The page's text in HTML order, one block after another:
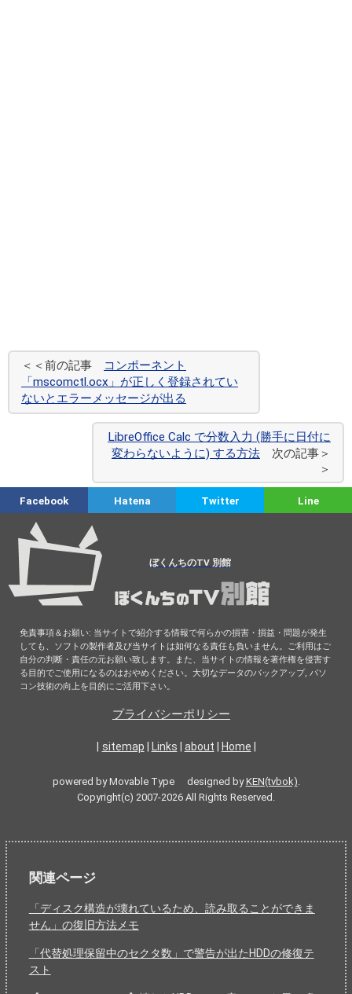
＜＜前の記事
コンポーネント
「mscomctl.ocx」が正しく登録されてい
ないとエラーメッセージが出る
LibreOffice Calc で分数入力 (勝手に日付に
変わらないように) する方法 次の記事＞
＞
Facebook Hatena Twitter Line
ぼくんちのTV 別館
免責事項＆お願い: 当サイトで紹介する情報で何らかの損害・損益・問題が発生
しても、ソフトの製作者及び当サイトは如何なる責任も負いません。ご利用はご
自分の判断・責任の元お願い致します。また、当サイトの情報を著作権を侵害す
る目的でご使用になるのはおやめください。大切なデータのバックアップ, パソ
コン技術の向上を目的にご活用下さい。
プライバシーポリシー
sitemap Links about Home
powered by Movable Type designed byKEN(tvbok).
Copyright(c) 2007-2026 All Rights Reserved.
関連ページ
「ディスク構造が壊れているため、読み取ることができま
せん」の復旧方法メモ
「代替処理保留中のセクタ数」で警告が出たHDDの修復テ
スト